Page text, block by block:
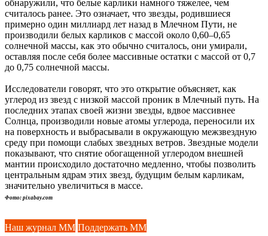
обнаружили, что белые карлики намного тяжелее, чем
считалось ранее. Это означает, что звезды, родившиеся
примерно один миллиард лет назад в Млечном Пути, не
производили белых карликов с массой около 0,60–0,65
солнечной массы, как это обычно считалось, они умирали,
оставляя после себя более массивные остатки с массой от 0,7
до 0,75 солнечной массы.
Исследователи говорят, что это открытие объясняет, как
углерод из звезд с низкой массой проник в Млечный путь. На
последних этапах своей жизни звезды, вдвое массивнее
Солнца, производили новые атомы углерода, переносили их
на поверхность и выбрасывали в окружающую межзвездную
среду при помощи слабых звездных ветров. Звездные модели
показывают, что снятие обогащенной углеродом внешней
мантии происходило достаточно медленно, чтобы позволить
центральным ядрам этих звезд, будущим белым карликам,
значительно увеличиться в массе.
Фото: pixabay.com
Наш журнал ММ Поддержать ММ